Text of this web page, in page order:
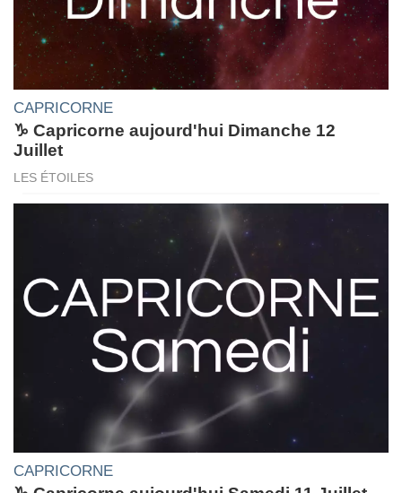
CAPRICORNE
♑ Capricorne aujourd'hui Dimanche 12
Juillet
LES ÉTOILES
CAPRICORNE